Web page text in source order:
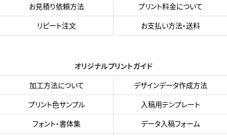
お見積り依頼方法
プリント料金について
リピート注文
お支払い方法・送料
オリジナルプリントガイド
加工方法について
デザインデータ作成方法
プリント色サンプル
入稿用テンプレート
フォント・書体集
データ入稿フォーム